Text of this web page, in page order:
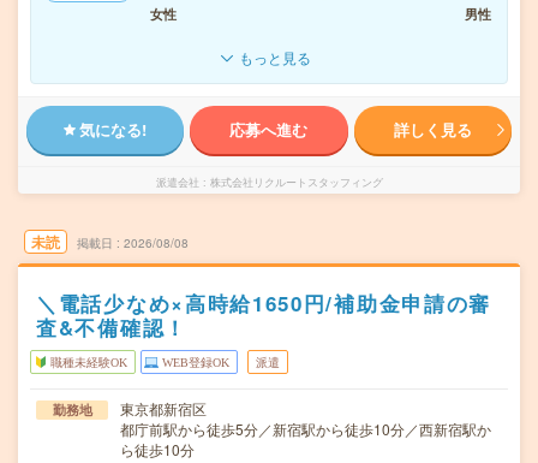
女性
男性
もっと見る
気になる! 応募へ進む 詳しく見る
派遣会社 株式会社リクルートスタッフィング
未読 掲載日 2026/08/08
＼電話少なめ×高時給1650円/補助金申請の審
査&不備確認！
職種未経験OK WEB登録OK 派遣
勤務地
東京都新宿区
都庁前駅から徒歩5分／新宿駅から徒歩10分／西新宿駅か
ら徒歩10分